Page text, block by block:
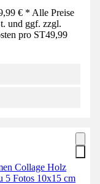
€ * Alle Preise
und ggf. zzgl.
pro ST49,99
Collage Holz
5 Fotos 10x15 cm